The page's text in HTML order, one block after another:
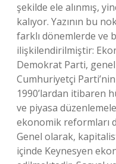
şekilde ele alınmış,
kalıyor. Yazının bu
farklı dönemlerde ve
ilişkilendirilmiştir:
Demokrat Parti,
Cumhuriyetçi
1990’lardan itibaren
ve piyasa
ekonomik reformları
Genel olarak,
içinde Keynesyen